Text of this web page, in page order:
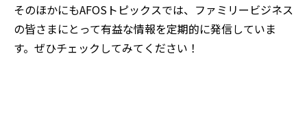
そのほかにもAFOSトピックスでは、ファミリービジネス
の皆さまにとって有益な情報を定期的に発信していま
す。ぜひチェックしてみてください！